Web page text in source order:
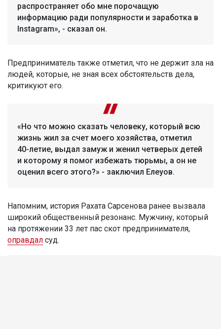
распространяет обо мне порочащую
информацию ради популярности и заработка в
Instagram», - сказал он.
Предприниматель также отметил, что не держит зла на
людей, которые, не зная всех обстоятельств дела,
критикуют его.
«Но что можно сказать человеку, который всю
жизнь жил за счет моего хозяйства, отметил
40-летие, выдал замуж и женил четверых детей
и которому я помог избежать тюрьмы, а он не
оценил всего этого?» - заключил Елеуов.
Напомним, история Рахата Сарсенова ранее вызвала
широкий общественный резонанс. Мужчину, который
на протяжении 33 лет пас скот предпринимателя,
оправдал суд.